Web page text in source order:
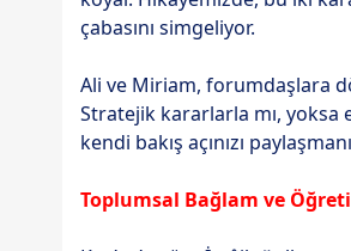
çabasını simgeliyor.
Ali ve Miriam, forumdaşlara
Stratejik kararlarla mı, yoksa
kendi bakış açınızı
Toplumsal Bağlam ve